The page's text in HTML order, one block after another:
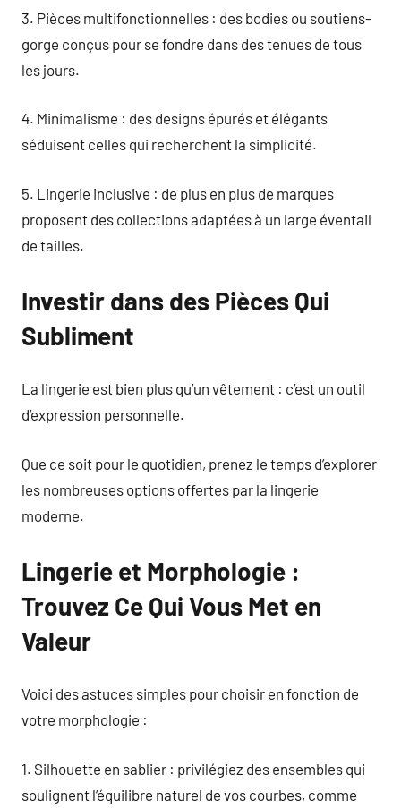
3. Pièces multifonctionnelles : des bodies ou soutiens-
gorge conçus pour se fondre dans des tenues de tous
les jours.
4. Minimalisme : des designs épurés et élégants
séduisent celles qui recherchent la simplicité.
5. Lingerie inclusive : de plus en plus de marques
proposent des collections adaptées à un large éventail
de tailles.
Investir dans des Pièces Qui
Subliment
La lingerie est bien plus qu’un vêtement : c’est un outil
d’expression personnelle.
Que ce soit pour le quotidien, prenez le temps d’explorer
les nombreuses options offertes par la lingerie
moderne.
Lingerie et Morphologie :
Trouvez Ce Qui Vous Met en
Valeur
Voici des astuces simples pour choisir en fonction de
votre morphologie :
1. Silhouette en sablier : privilégiez des ensembles qui
soulignent l’équilibre naturel de vos courbes, comme